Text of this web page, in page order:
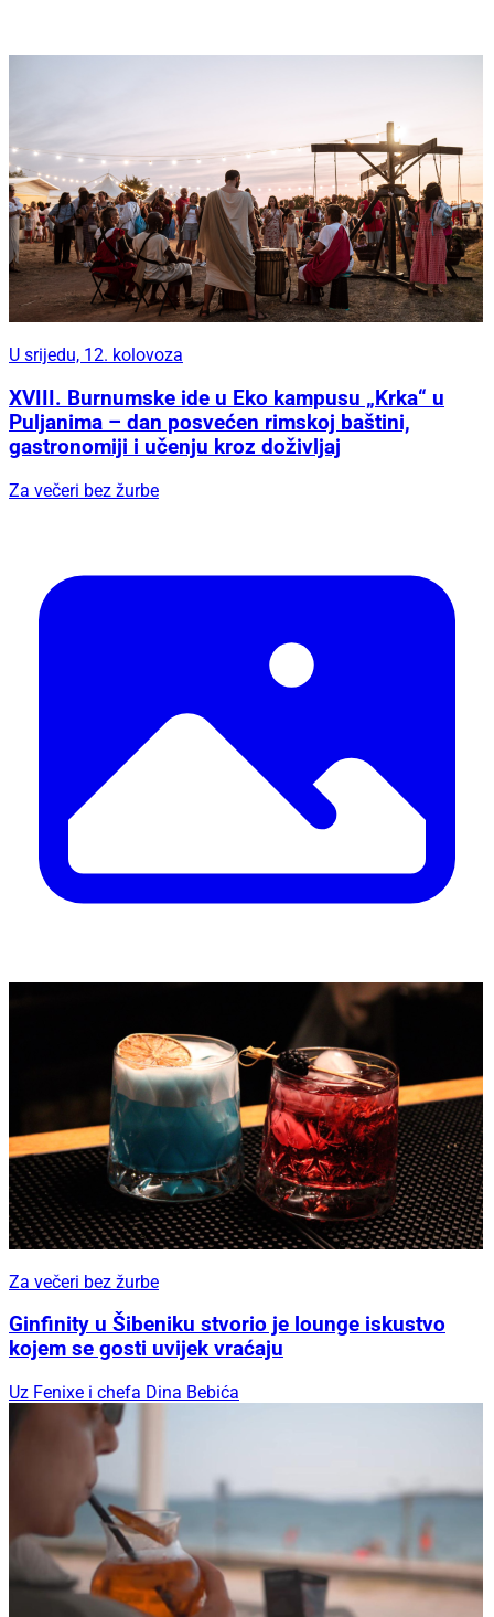
U srijedu, 12. kolovoza
XVIII. Burnumske ide u Eko kampusu „Krka“ u
Puljanima – dan posvećen rimskoj baštini,
gastronomiji i učenju kroz doživljaj
Za večeri bez žurbe
Za večeri bez žurbe
Ginfinity u Šibeniku stvorio je lounge iskustvo
kojem se gosti uvijek vraćaju
Uz Fenixe i chefa Dina Bebića